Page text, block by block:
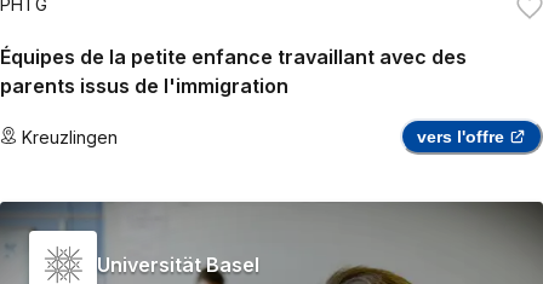
PHTG
Équipes de la petite enfance travaillant avec des
parents issus de l'immigration
Kreuzlingen vers l'offre
Universität Basel